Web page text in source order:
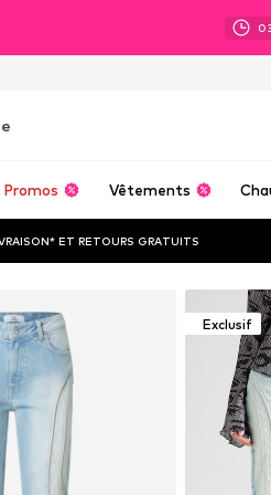
Promos Vêtements
ET RETOURS GRATUITS
Exclusif